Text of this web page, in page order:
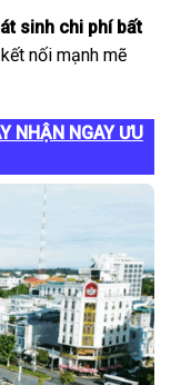
sinh chi phí bất
nối mạnh mẽ
NHẬN NGAY ƯU